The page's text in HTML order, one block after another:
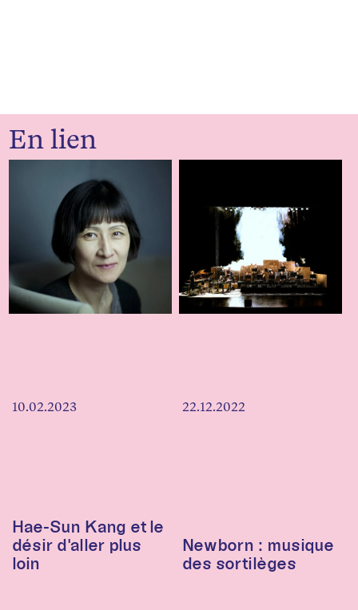
En lien
10.02.2023
Hae-Sun Kang et le
désir d'aller plus
loin
22.12.2022
Newborn : musique
des sortilèges